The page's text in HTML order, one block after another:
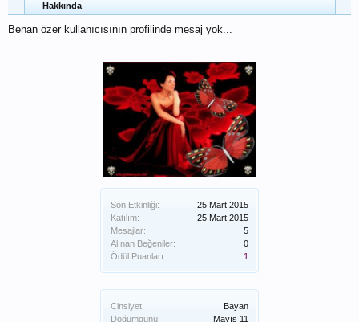
Son Etkinliği:
25 Mart 2015
Katılım:
25 Mart 2015
Mesajlar:
5
Alınan Beğeniler:
0
Ödül Puanları:
1
Cinsiyet:
Bayan
Doğumgünü:
Mayıs 11
Hakkında
Benan özer kullanıcısının profilinde mesaj yok...